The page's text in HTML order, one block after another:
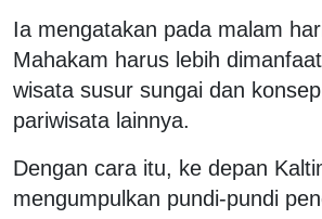
Ia mengatakan pada malam
Mahakam harus lebih
wisata susur sungai dan
pariwisata lainnya.
Dengan cara itu, ke depan
mengumpulkan pundi-pundi